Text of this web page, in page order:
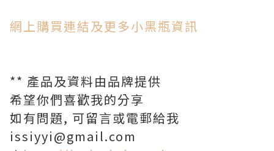
網上購買連結及更多小黑瓶資訊
** 產品及資料由品牌提供
希望你們喜歡我的分享
如有問題, 可留言或電郵給我
issiyyi@gmail.com